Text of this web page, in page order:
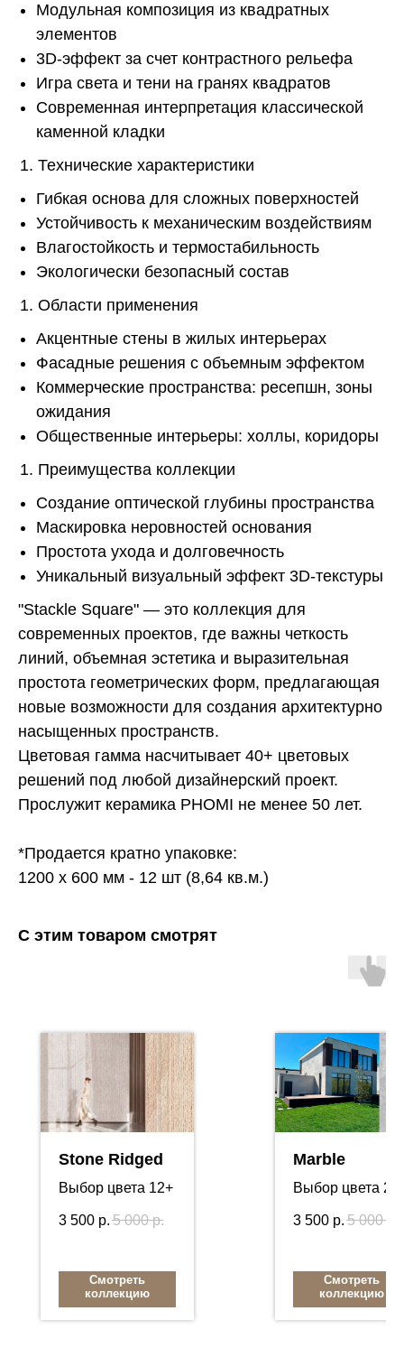
Модульная композиция из квадратных
элементов
3D-эффект за счет контрастного рельефа
Игра света и тени на гранях квадратов
Современная интерпретация классической
каменной кладки
Технические характеристики
Гибкая основа для сложных поверхностей
Устойчивость к механическим воздействиям
Влагостойкость и термостабильность
Экологически безопасный состав
Области применения
Акцентные стены в жилых интерьерах
Фасадные решения с объемным эффектом
Коммерческие пространства: ресепшн, зоны
ожидания
Общественные интерьеры: холлы, коридоры
Преимущества коллекции
Создание оптической глубины пространства
Маскировка неровностей основания
Простота ухода и долговечность
Уникальный визуальный эффект 3D-текстуры
"Stackle Square" — это коллекция для
современных проектов, где важны четкость
линий, объемная эстетика и выразительная
простота геометрических форм, предлагающая
новые возможности для создания архитектурно
насыщенных пространств.
Цветовая гамма насчитывает 40+ цветовых
решений под любой дизайнерский проект.
Прослужит керамика PHOMI не менее 50 лет.
*Продается кратно упаковке:
1200 х 600 мм - 12 шт (8,64 кв.м.)
С этим товаром смотрят
Stone Ridged
Выбор цвета 12+
3 500 р. 5 000 р.
Смотреть
коллекцию
Marble
Выбор цвета
3 500 р. 5 000
Смотреть
коллекцию